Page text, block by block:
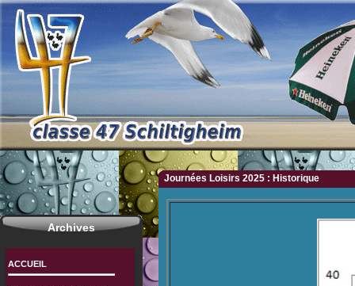
Archives
ACCUEIL
Journées Loisirs 2025 : Historique